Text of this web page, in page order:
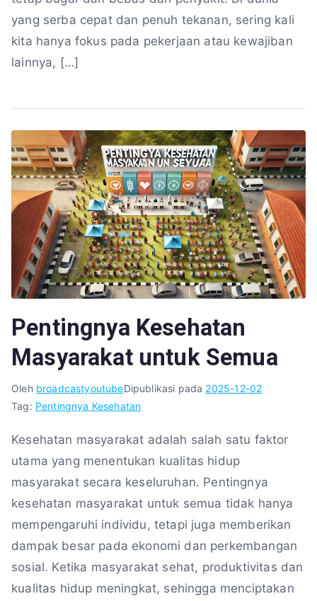
yang serba cepat dan penuh tekanan, sering kali
kita hanya fokus pada pekerjaan atau kewajiban
lainnya, […]
Pentingnya Kesehatan
Masyarakat untuk Semua
Oleh broadcastyoutubeDipublikasi pada 2025-12-02
Tag: Pentingnya Kesehatan
Kesehatan masyarakat adalah salah satu faktor
utama yang menentukan kualitas hidup
masyarakat secara keseluruhan. Pentingnya
kesehatan masyarakat untuk semua tidak hanya
mempengaruhi individu, tetapi juga memberikan
dampak besar pada ekonomi dan perkembangan
sosial. Ketika masyarakat sehat, produktivitas dan
kualitas hidup meningkat, sehingga menciptakan